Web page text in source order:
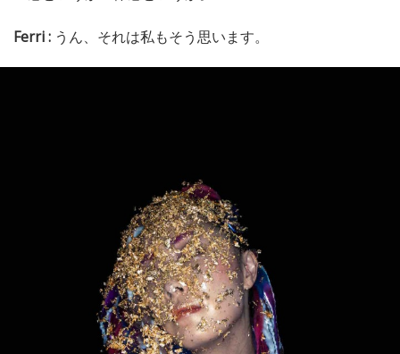
Ferri : うん、それは私もそう思います。